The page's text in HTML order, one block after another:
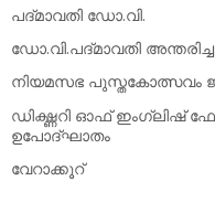
പദ്മാവതി ഡോ.വി.
ഡോ.വി.പദ്മാവതി
നിയമസഭ പുസ്തകോത്സവം
ഡിക്ഷ്ണറി ഓഫ് ഇംഗ്ലിഷ്
ഉപോദ്ഘാതം
വേറാക്കൂറ്